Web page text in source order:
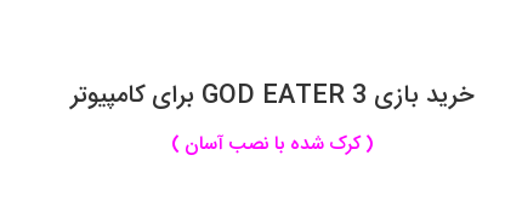
خرید بازی GOD EATER 3 برای کامپیوتر
( کرک شده با نصب آسان )